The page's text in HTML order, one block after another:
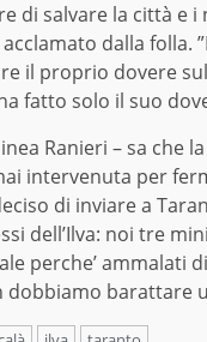
di salvare la città e
dalla folla.
il proprio dovere
fatto solo il suo
Ranieri – sa che
intervenuta per
di inviare a
dell’Ilva: noi tre
perche’ ammalati
dobbiamo barattare